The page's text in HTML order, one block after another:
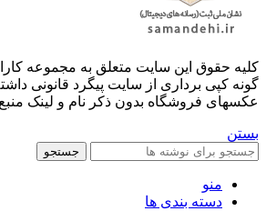
کليه حقوق اين سايت متعلق به مجموعه
گونه کپی برداری از سایت پیگرد قانونی
عکسهای فروشگاه بدون ذکر نام و لینک
بستن
جستجو
منو
دسته بندی ها